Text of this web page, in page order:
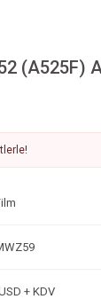
(A525F)
+ KDV